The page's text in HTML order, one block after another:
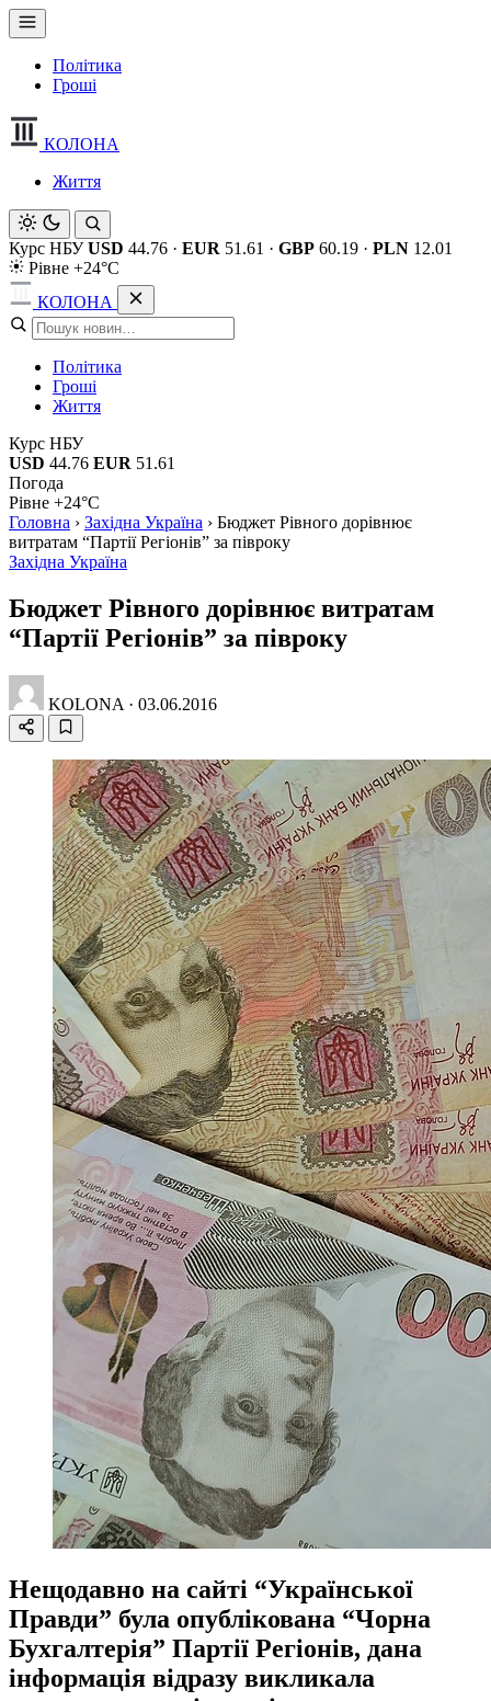
Політика
Гроші
КОЛОНА
Життя
Курс НБУ USD 44.76 · EUR 51.61 · GBP 60.19 · PLN 12.01
Рівне +24°C
КОЛОНА
Політика
Гроші
Життя
Курс НБУ
USD 44.76 EUR 51.61
Погода
Рівне +24°C
Головна › Західна Україна › Бюджет Рівного дорівнює
витратам “Партії Регіонів” за півроку
Західна Україна
Бюджет Рівного дорівнює витратам
“Партії Регіонів” за півроку
KOLONA · 03.06.2016
Нещодавно на сайті “Української
Правди” була опублікована “Чорна
Бухгалтерія” Партії Регіонів, дана
інформація відразу викликала